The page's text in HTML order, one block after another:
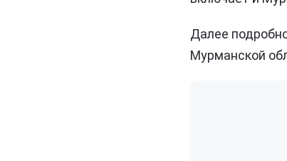
Далее
Мурманской